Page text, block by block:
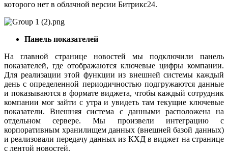
которого нет в облачной версии Битрикс24.
Панель показателей
На главной странице новостей мы подключили панель
показателей, где отображаются ключевые цифры компании.
Для реализации этой функции из внешней системы каждый
день с определенной периодичностью подгружаются данные
и показываются в формате виджета, чтобы каждый сотрудник
компании мог зайти с утра и увидеть там текущие ключевые
показатели. Внешняя система с данными расположена на
отдельном сервере. Мы произвели интеграцию с
корпоративным хранилищем данных (внешней базой данных)
и реализовали передачу данных из КХД в виджет на странице
с лентой новостей.